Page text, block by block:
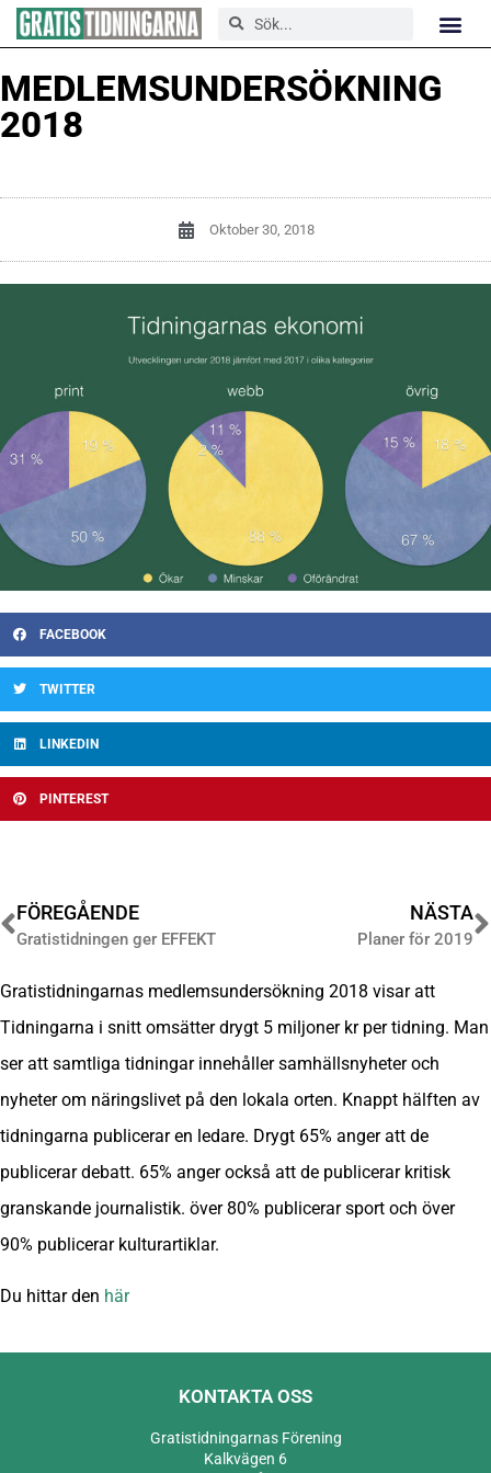
MEDLEMSUNDERSÖKNING
2018
Oktober 30, 2018
FACEBOOK
TWITTER
LINKEDIN
PINTEREST
FÖREGÅENDE
Gratistidningen ger EFFEKT
NÄSTA
Planer för 2019
Gratistidningarnas medlemsundersökning 2018 visar att
Tidningarna i snitt omsätter drygt 5 miljoner kr per tidning. Man
ser att samtliga tidningar innehåller samhällsnyheter och
nyheter om näringslivet på den lokala orten. Knappt hälften av
tidningarna publicerar en ledare. Drygt 65% anger att de
publicerar debatt. 65% anger också att de publicerar kritisk
granskande journalistik. över 80% publicerar sport och över
90% publicerar kulturartiklar.
Du hittar den här
KONTAKTA OSS
Gratistidningarnas Förening
Kalkvägen 6